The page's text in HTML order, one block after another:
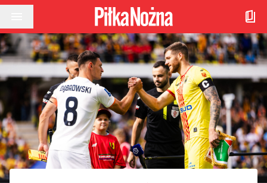
Przejdź do treści